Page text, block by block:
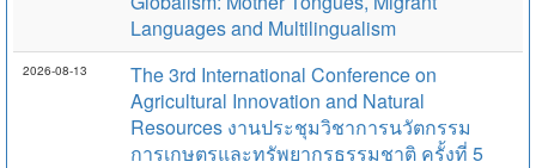
Languages and Multilingualism
2026-08-13
The 3rd International Conference on
Agricultural Innovation and Natural
Resources งานประชุมวิชาการนวัตกรรม
การเกษตรและทรัพยากรธรรมชาติ ครั้งที่ 5